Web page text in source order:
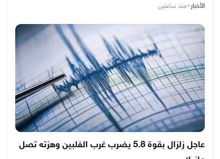
الأخبار•منذ ساعتين
عاجل زلزال بقوة 5.8 يضرب غرب الفلبين وهزته تصل